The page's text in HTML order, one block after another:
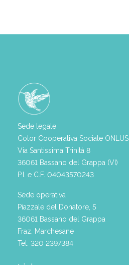
Sede legale
Color Cooperativa Sociale ONLUS
Via Santissima Trinità 8
36061 Bassano del Grappa (VI)
P.I. e C.F. 04043570243
Sede operativa
Piazzale del Donatore, 5
36061 Bassano del Grappa
Fraz. Marchesane
Tel. 320 2397384